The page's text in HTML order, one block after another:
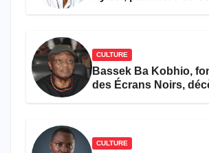
CULTURE
Bassek Ba Kobhio,
des Écrans Noirs,
CULTURE